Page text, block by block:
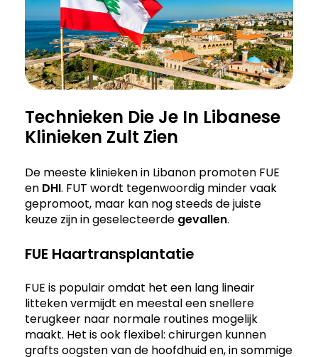
Technieken Die Je In Libanese
Klinieken Zult Zien
De meeste klinieken in Libanon promoten FUE
en DHI. FUT wordt tegenwoordig minder vaak
gepromoot, maar kan nog steeds de juiste
keuze zijn in geselecteerde gevallen.
FUE Haartransplantatie
FUE is populair omdat het een lang lineair
litteken vermijdt en meestal een snellere
terugkeer naar normale routines mogelijk
maakt. Het is ook flexibel: chirurgen kunnen
grafts oogsten van de hoofdhuid en, in sommige